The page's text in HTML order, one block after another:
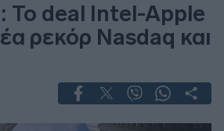
Το deal Intel-Apple
ρεκόρ Nasdaq και